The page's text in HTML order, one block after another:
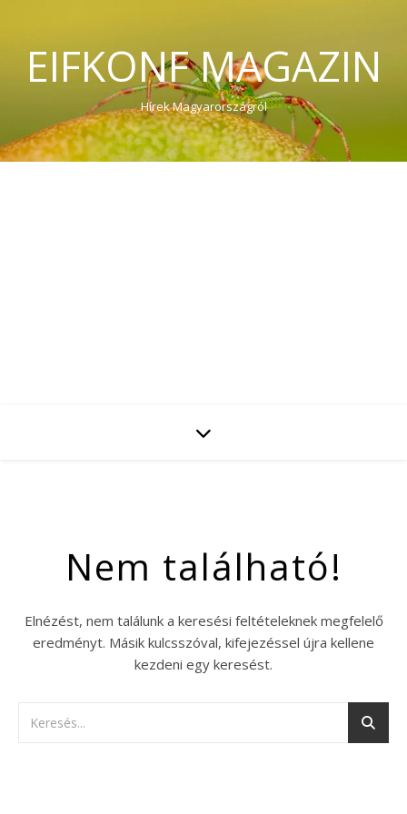
EIFKONF MAGAZIN
Hírek Magyarországról
Nem található!
Elnézést, nem találunk a keresési feltételeknek megfelelő
eredményt. Másik kulcsszóval, kifejezéssel újra kellene
kezdeni egy keresést.